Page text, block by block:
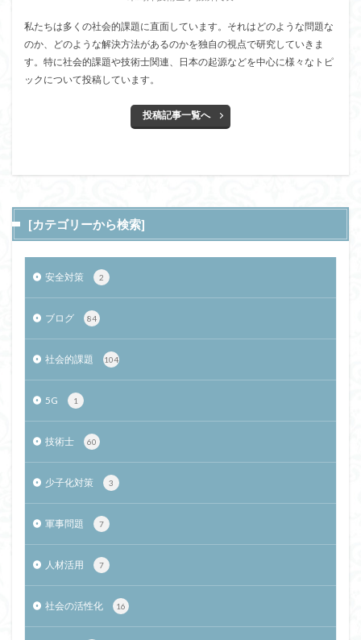
私たちは多くの社会的課題に直面しています。それはどのような問題な
のか、どのような解決方法があるのかを独自の視点で研究していきま
す。特に社会的課題や技術士関連、日本の起源などを中心に様々なトピ
ックについて投稿しています。
投稿記事一覧へ
[カテゴリーから検索]
安全対策 2
ブログ 84
社会的課題 104
5G 1
技術士 60
少子化対策 3
軍事問題 7
人材活用 7
社会の活性化 16